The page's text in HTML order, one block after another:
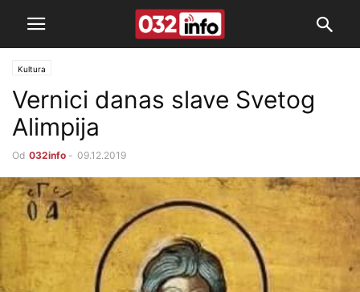
Kultura
Vernici danas slave Svetog
Alimpija
Od 032info - 09.12.2019